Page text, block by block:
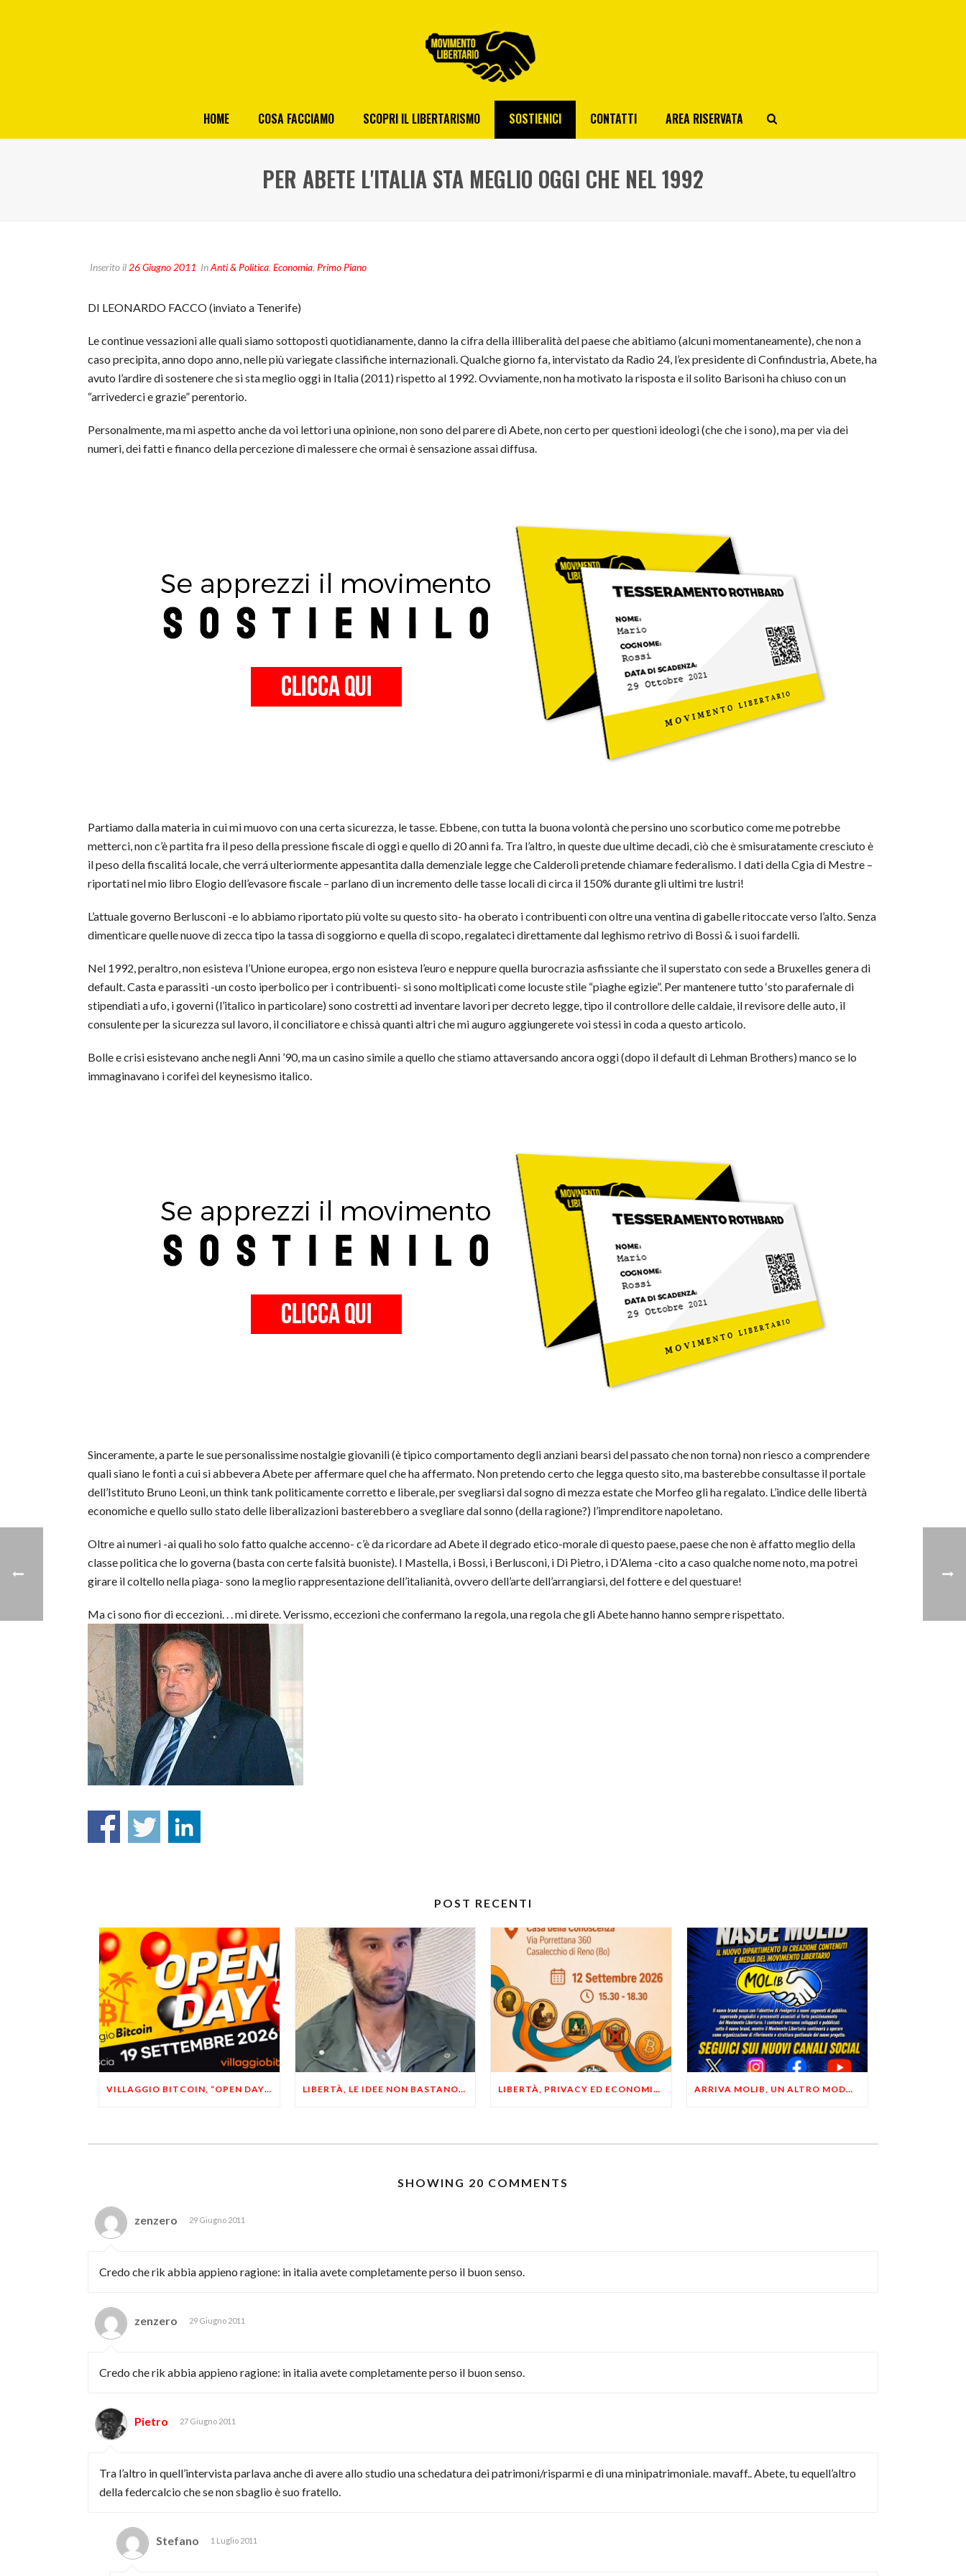
HOME COSA FACCIAMO SCOPRI IL LIBERTARISMO SOSTIENICI CONTATTI AREA RISERVATA
PER ABETE L'ITALIA STA MEGLIO OGGI CHE NEL 1992
Inserito il 26 Giugno 2011 InAnti & Politica, Economia, Primo Piano
DI LEONARDO FACCO (inviato a Tenerife)
Le continue vessazioni alle quali siamo sottoposti quotidianamente, danno la cifra della illiberalità del paese che abitiamo (alcuni momentaneamente), che non a
caso precipita, anno dopo anno, nelle più variegate classifiche internazionali. Qualche giorno fa, intervistato da Radio 24, l’ex presidente di Confindustria, Abete, ha
avuto l’ardire di sostenere che si sta meglio oggi in Italia (2011) rispetto al 1992. Ovviamente, non ha motivato la risposta e il solito Barisoni ha chiuso con un
“arrivederci e grazie” perentorio.
Personalmente, ma mi aspetto anche da voi lettori una opinione, non sono del parere di Abete, non certo per questioni ideologi (che che i sono), ma per via dei
numeri, dei fatti e financo della percezione di malessere che ormai è sensazione assai diffusa.
Partiamo dalla materia in cui mi muovo con una certa sicurezza, le tasse. Ebbene, con tutta la buona volontà che persino uno scorbutico come me potrebbe
metterci, non c’è partita fra il peso della pressione fiscale di oggi e quello di 20 anni fa. Tra l’altro, in queste due ultime decadi, ciò che è smisuratamente cresciuto è
il peso della fiscalitá locale, che verrá ulteriormente appesantita dalla demenziale legge che Calderoli pretende chiamare federalismo. I dati della Cgia di Mestre –
riportati nel mio libro Elogio dell’evasore fiscale – parlano di un incremento delle tasse locali di circa il 150% durante gli ultimi tre lustri!
L’attuale governo Berlusconi -e lo abbiamo riportato più volte su questo sito- ha oberato i contribuenti con oltre una ventina di gabelle ritoccate verso l’alto. Senza
dimenticare quelle nuove di zecca tipo la tassa di soggiorno e quella di scopo, regalateci direttamente dal leghismo retrivo di Bossi & i suoi fardelli.
Nel 1992, peraltro, non esisteva l’Unione europea, ergo non esisteva l’euro e neppure quella burocrazia asfissiante che il superstato con sede a Bruxelles genera di
default. Casta e parassiti -un costo iperbolico per i contribuenti- si sono moltiplicati come locuste stile “piaghe egizie”. Per mantenere tutto ‘sto parafernale di
stipendiati a ufo, i governi (l’italico in particolare) sono costretti ad inventare lavori per decreto legge, tipo il controllore delle caldaie, il revisore delle auto, il
consulente per la sicurezza sul lavoro, il conciliatore e chissà quanti altri che mi auguro aggiungerete voi stessi in coda a questo articolo.
Bolle e crisi esistevano anche negli Anni ’90, ma un casino simile a quello che stiamo attaversando ancora oggi (dopo il default di Lehman Brothers) manco se lo
immaginavano i corifei del keynesismo italico.
Sinceramente, a parte le sue personalissime nostalgie giovanili (è tipico comportamento degli anziani bearsi del passato che non torna) non riesco a comprendere
quali siano le fonti a cui si abbevera Abete per affermare quel che ha affermato. Non pretendo certo che legga questo sito, ma basterebbe consultasse il portale
dell’Istituto Bruno Leoni, un think tank politicamente corretto e liberale, per svegliarsi dal sogno di mezza estate che Morfeo gli ha regalato. L’indice delle libertà
economiche e quello sullo stato delle liberalizazioni basterebbero a svegliare dal sonno (della ragione?) l’imprenditore napoletano.
Oltre ai numeri -ai quali ho solo fatto qualche accenno- c’è da ricordare ad Abete il degrado etico-morale di questo paese, paese che non è affatto meglio della
classe politica che lo governa (basta con certe falsità buoniste). I Mastella, i Bossi, i Berlusconi, i Di Pietro, i D’Alema -cito a caso qualche nome noto, ma potrei
girare il coltello nella piaga- sono la meglio rappresentazione dell’italianità, ovvero dell’arte dell’arrangiarsi, del fottere e del questuare!
Ma ci sono fior di eccezioni. . . mi direte. Verissmo, eccezioni che confermano la regola, una regola che gli Abete hanno hanno sempre rispettato.
POST RECENTI
VILLAGGIO BITCOIN, “OPEN DAY 5”: LEONARDO FACCO OSPITE A BRESCIA LIBERTÀ, LE IDEE NON BASTANO! SERVONO ESEMPI E UN PO’ DI COERENZA LIBERTÀ, PRIVACY ED ECONOMIA DEL BUON SENSO: FACCO E MUSUMECI A CASALECCHIO DI RENO (BO) ARRIVA MOLIB, UN ALTRO MODO DI COMUNICARE LIBERTARIO
SHOWING 20 COMMENTS
zenzero 29 Giugno 2011
Credo che rik abbia appieno ragione: in italia avete completamente perso il buon senso.
zenzero 29 Giugno 2011
Credo che rik abbia appieno ragione: in italia avete completamente perso il buon senso.
Pietro 27 Giugno 2011
Tra l’altro in quell’intervista parlava anche di avere allo studio una schedatura dei patrimoni/risparmi e di una minipatrimoniale. mavaff.. Abete, tu equell’altro
della federcalcio che se non sbaglio è suo fratello.
Stefano 1 Luglio 2011